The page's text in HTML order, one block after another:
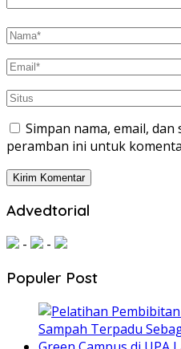
Simpan nama, email, dan
peramban ini untuk
Advedtorial
- -
Populer Post